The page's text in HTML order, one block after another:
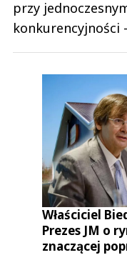
przy
konkurencyjności
Właściciel
Prezes JM o
znaczącej